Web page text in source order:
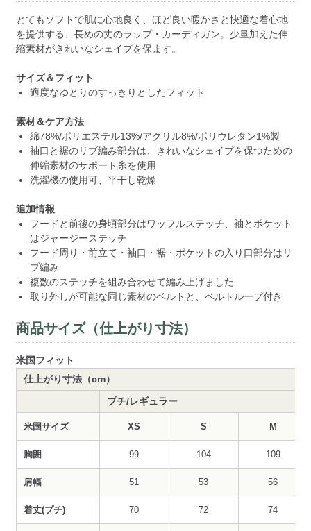
とてもソフトで肌に心地良く、ほど良い暖かさと快適な着心地
を提供する、長めの丈のラップ・カーディガン。少量加えた伸
縮素材がきれいなシェイプを保ます。
サイズ＆フィット
適度なゆとりのすっきりとしたフィット
素材＆ケア方法
綿78%/ポリエステル13%/アクリル8%/ポリウレタン1%製
袖口と裾のリブ編み部分は、きれいなシェイプを保つための
伸縮素材のサポート糸を使用
洗濯機の使用可、平干し乾燥
追加情報
フードと前後の身頃部分はワッフルステッチ、袖とポケット
はジャージーステッチ
フード周り・前立て・袖口・裾・ポケットの入り口部分はリ
ブ編み
複数のステッチを組み合わせて編み上げました
取り外しが可能な同じ素材のベルトと、ベルトループ付き
商品サイズ（仕上がり寸法）
米国フィット
仕上がり寸法（cm）
プチ/レギュラー
米国サイズ XS S M
胸囲 99 104 109
肩幅 51 53 56
着丈(プチ) 70 72 74